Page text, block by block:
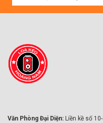
Văn Phòng Đại Diện: Liền kề số